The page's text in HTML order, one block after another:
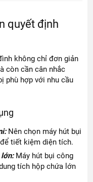
quyết định
không chỉ đơn giản
còn cần cân nhắc
phù hợp với nhu cầu
Nên chọn máy hút bụi
tiết kiệm diện tích.
Máy hút bụi công
tích hộp chứa lớn